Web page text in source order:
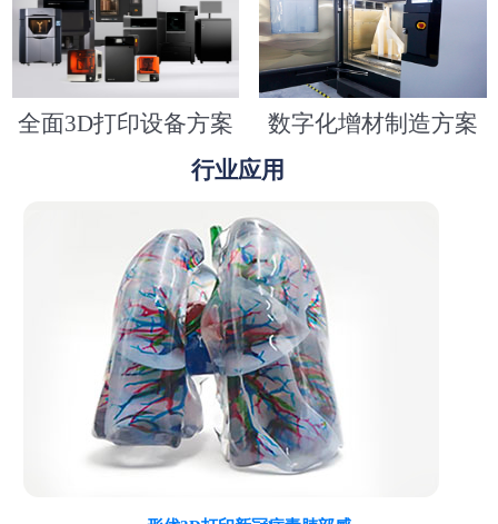
全面3D打印设备方案
数字化增材制造方案
行业应用